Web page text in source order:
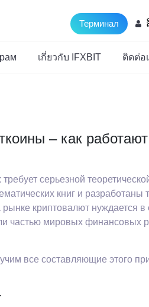
Терминал
เกี่ยวกับ IFXBIT ติดต่อ
– как
серьезной
книг и разработаны
рынке криптовалют нуждается в
частью мировых финансовых
все составляющие этого